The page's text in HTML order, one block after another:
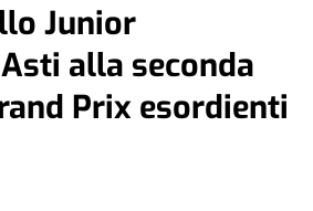
Junior
alla seconda
Prix esordienti